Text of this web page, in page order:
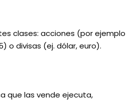
clases: acciones (por ejemplo
o divisas (ej. dólar, euro).
que las vende ejecuta,